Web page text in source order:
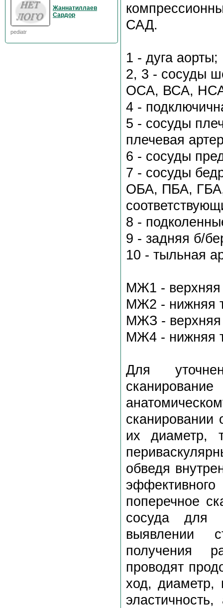
Жаннатиллаев
Сардор
pediatr
САД.
1 - дуга аорты;
2, 3 - сосуды
ОСА, ВСА,
4 -
5 - сосуды
плечевая
6 - сосуды
7 - сосуды
ОБА, ПБА,
8 -
9 - задняя б/
10 - тыльная
МЖ1 - верхняя
МЖ2 - нижняя
МЖЗ - верхняя
МЖ4 - нижняя
Для
сканировании
их диаметр,
обведя
поперечное
сосуда для
выявлении
получения
проводят
ход, диаметр,